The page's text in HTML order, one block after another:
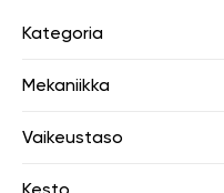
Kategoria
Mekaniikka
Vaikeustaso